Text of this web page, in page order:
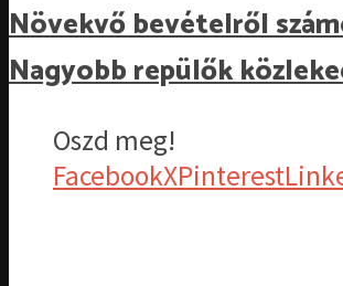
Növekvő bevételről
Nagyobb repülők
Oszd meg!
FacebookXPinterest